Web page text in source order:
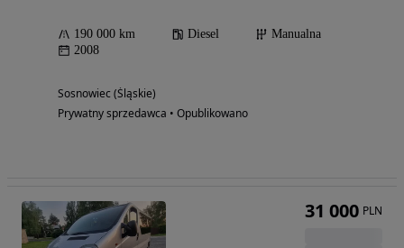
190 000 km Diesel
Manualna
2008
Sosnowiec (Śląskie)
Prywatny sprzedawca • Opublikowano
31 000 PLN